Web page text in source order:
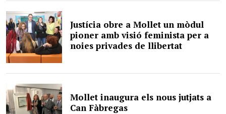
Justícia obre a Mollet un mòdul
pioner amb visió feminista per a
noies privades de llibertat
Mollet inaugura els nous jutjats a
Can Fàbregas